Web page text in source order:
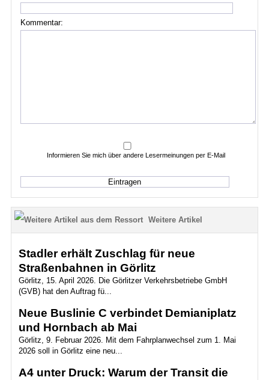
Kommentar:
Informieren Sie mich über andere Lesermeinungen per E-Mail
Weitere Artikel
Stadler erhält Zuschlag für neue
Straßenbahnen in Görlitz
Görlitz, 15. April 2026. Die Görlitzer Verkehrsbetriebe GmbH
(GVB) hat den Auftrag fü...
Neue Buslinie C verbindet Demianiplatz
und Hornbach ab Mai
Görlitz, 9. Februar 2026. Mit dem Fahrplanwechsel zum 1. Mai
2026 soll in Görlitz eine neu...
A4 unter Druck: Warum der Transit die